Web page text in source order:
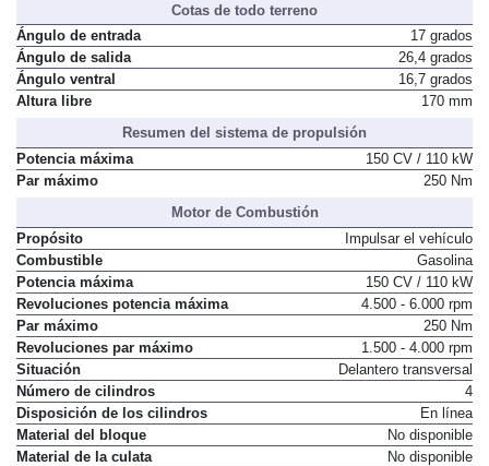
Cotas de todo terreno
Ángulo de entrada
17 grados
Ángulo de salida
26,4 grados
Ángulo ventral
16,7 grados
Altura libre
170 mm
Resumen del sistema de propulsión
Potencia máxima
150 CV / 110 kW
Par máximo
250 Nm
Motor de Combustión
Propósito
Impulsar el vehículo
Combustible
Gasolina
Potencia máxima
150 CV / 110 kW
Revoluciones potencia máxima
4.500 - 6.000 rpm
Par máximo
250 Nm
Revoluciones par máximo
1.500 - 4.000 rpm
Situación
Delantero transversal
Número de cilindros
4
Disposición de los cilindros
En línea
Material del bloque
No disponible
Material de la culata
No disponible